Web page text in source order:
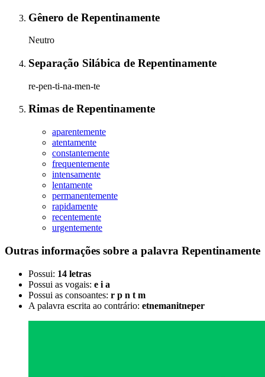
Gênero de Repentinamente
Neutro
Separação Silábica de Repentinamente
re-pen-ti-na-men-te
Rimas de Repentinamente
aparentemente
atentamente
constantemente
frequentemente
intensamente
lentamente
permanentemente
rapidamente
recentemente
urgentemente
Outras informações sobre a palavra Repentinamente
Possui: 14 letras
Possui as vogais: e i a
Possui as consoantes: r p n t m
A palavra escrita ao contrário: etnemanitneper